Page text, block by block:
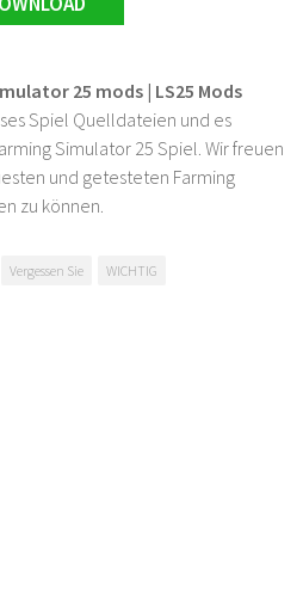
25 mods | LS25 Mods
Spiel Quelldateien und es
Simulator 25 Spiel. Wir freuen
und getesteten Farming
zu können.
Vergessen Sie WICHTIG